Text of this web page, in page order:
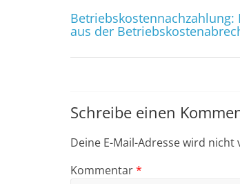
aus der
Schreibe einen
Deine E-Mail-Adresse wird
Kommentar*